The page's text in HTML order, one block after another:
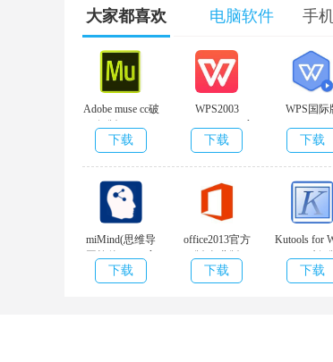
扫描错过的主题和智能亮点，在一个个性
智能通知
当你被提及时得到提醒。
Loop Team(协同办公软件)v1.4.0官
大家都喜欢 电脑软件 手
Adobe muse cc破
解版 v13.0
下载
WPS2003
v11.1.0.10314 官
方版
下载
WPS国际
净版
下载
miMind(思维导
图软件)v3.13官
方版
下载
office2013官方
版 免费版
下载
Kutools for
v9.0 破解
下载